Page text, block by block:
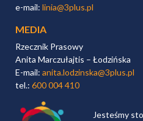
e-mail: linia@3plus.pl
MEDIA
Rzecznik Prasowy
Anita Marczułajtis – Łodzińska
E-mail: anita.lodzinska@3plus.pl
tel.: 600 004 410
Jesteśmy